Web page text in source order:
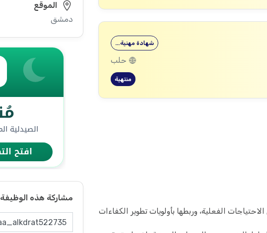
شهادة مهنية…
حلب
منتهية
الفعلية، وربطها بأولويات تطوير الكفاءات
الموقع
دمشق
مشاركة هذه الوظيفة